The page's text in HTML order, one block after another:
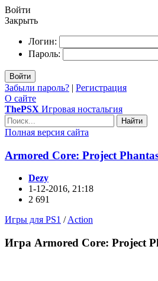
Войти
Закрыть
Логин:
Пароль:
Войти
Забыли пароль? | Регистрация
О сайте
ThePSX Игровая ностальгия
Найти
Полная версия сайта
Armored Core: Project
Dezy
1-12-2016, 21:18
2 691
Игры для PS1 /Action
Игра Armored Core: Project